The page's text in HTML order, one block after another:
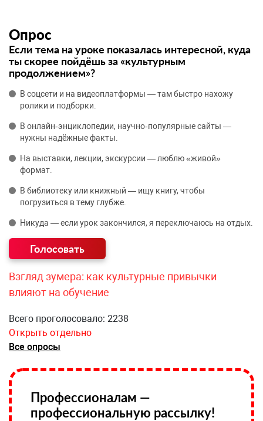
Опрос
Если тема на уроке показалась интересной, куда
ты скорее пойдёшь за «культурным
продолжением»?
В соцсети и на видеоплатформы — там быстро нахожу
ролики и подборки.
В онлайн‑энциклопедии, научно‑популярные сайты —
нужны надёжные факты.
На выставки, лекции, экскурсии — люблю «живой»
формат.
В библиотеку или книжный — ищу книгу, чтобы
погрузиться в тему глубже.
Никуда — если урок закончился, я переключаюсь на отдых.
Взгляд зумера: как культурные привычки
влияют на обучение
Всего проголосовало: 2238
Открыть отдельно
Все опросы
Профессионалам —
профессиональную рассылку!